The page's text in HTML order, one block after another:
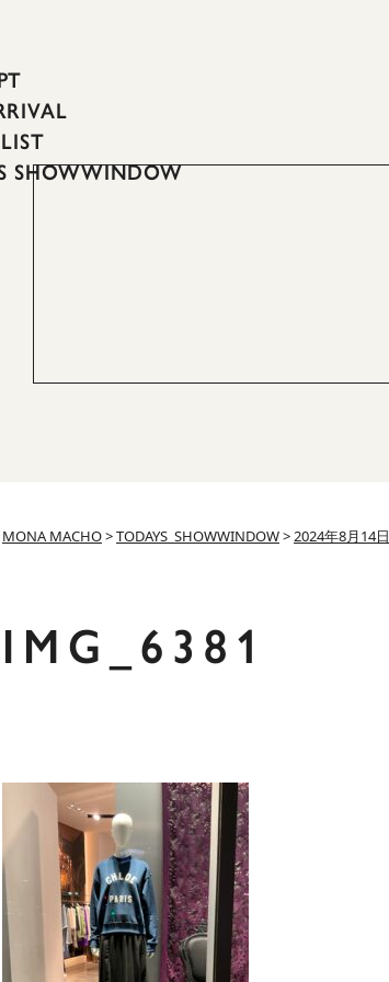
SHOWWINDOW
MONA MACHO>TODAYS_SHOWWINDOW>2024年8月14日
IMG_6381